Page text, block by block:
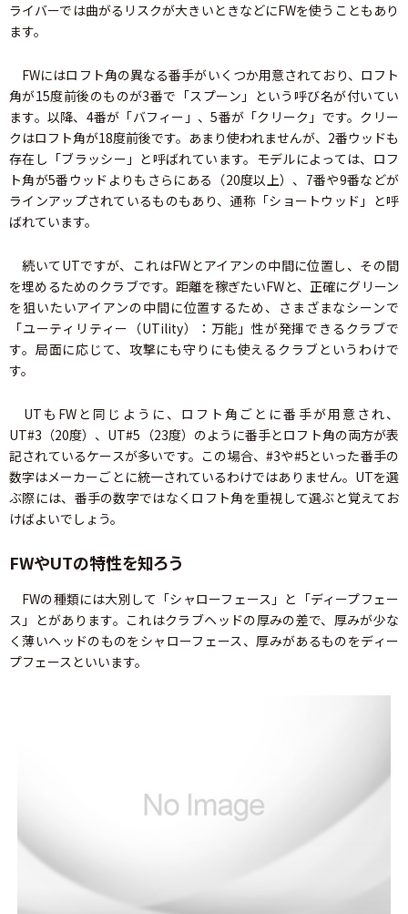
ライバーでは曲がるリスクが大きいときなどにFWを使うこともあり
ます。
FWにはロフト角の異なる番手がいくつか用意されており、ロフト
角が15度前後のものが3番で「スプーン」という呼び名が付いてい
ます。以降、4番が「バフィー」、5番が「クリーク」です。クリー
クはロフト角が18度前後です。あまり使われませんが、2番ウッドも
存在し「ブラッシー」と呼ばれています。モデルによっては、ロフ
ト角が5番ウッドよりもさらにある（20度以上）、7番や9番などが
ラインアップされているものもあり、通称「ショートウッド」と呼
ばれています。
続いてUTですが、これはFWとアイアンの中間に位置し、その間
を埋めるためのクラブです。距離を稼ぎたいFWと、正確にグリーン
を狙いたいアイアンの中間に位置するため、さまざまなシーンで
「ユーティリティー（UTility）：万能」性が発揮できるクラブで
す。局面に応じて、攻撃にも守りにも使えるクラブというわけで
す。
UTもFWと同じように、ロフト角ごとに番手が用意され、
UT#3（20度）、UT#5（23度）のように番手とロフト角の両方が表
記されているケースが多いです。この場合、#3や#5といった番手の
数字はメーカーごとに統一されているわけではありません。UTを選
ぶ際には、番手の数字ではなくロフト角を重視して選ぶと覚えてお
けばよいでしょう。
FWやUTの特性を知ろう
FWの種類には大別して「シャローフェース」と「ディープフェー
ス」とがあります。これはクラブヘッドの厚みの差で、厚みが少な
く薄いヘッドのものをシャローフェース、厚みがあるものをディー
プフェースといいます。